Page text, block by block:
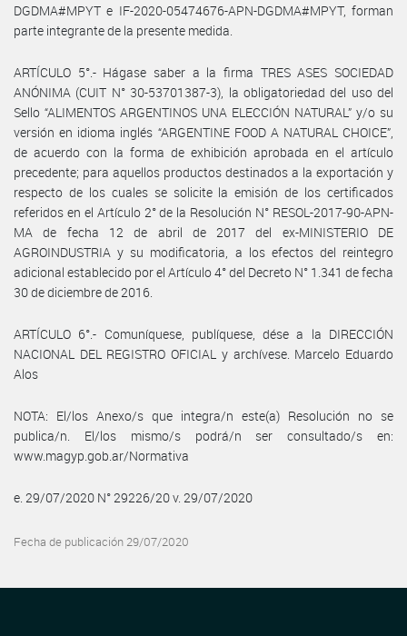
DGDMA#MPYT e IF-2020-05474676-APN-DGDMA#MPYT, forman
parte integrante de la presente medida.
ARTÍCULO 5°.- Hágase saber a la firma TRES ASES SOCIEDAD
ANÓNIMA (CUIT N° 30-53701387-3), la obligatoriedad del uso del
Sello “ALIMENTOS ARGENTINOS UNA ELECCIÓN NATURAL” y/o su
versión en idioma inglés “ARGENTINE FOOD A NATURAL CHOICE”,
de acuerdo con la forma de exhibición aprobada en el artículo
precedente; para aquellos productos destinados a la exportación y
respecto de los cuales se solicite la emisión de los certificados
referidos en el Artículo 2° de la Resolución N° RESOL-2017-90-APN-
MA de fecha 12 de abril de 2017 del ex-MINISTERIO DE
AGROINDUSTRIA y su modificatoria, a los efectos del reintegro
adicional establecido por el Artículo 4° del Decreto N° 1.341 de fecha
30 de diciembre de 2016.
ARTÍCULO 6°.- Comuníquese, publíquese, dése a la DIRECCIÓN
NACIONAL DEL REGISTRO OFICIAL y archívese. Marcelo Eduardo
Alos
NOTA: El/los Anexo/s que integra/n este(a) Resolución no se
publica/n. El/los mismo/s podrá/n ser consultado/s en:
www.magyp.gob.ar/Normativa
e. 29/07/2020 N° 29226/20 v. 29/07/2020
Fecha de publicación 29/07/2020